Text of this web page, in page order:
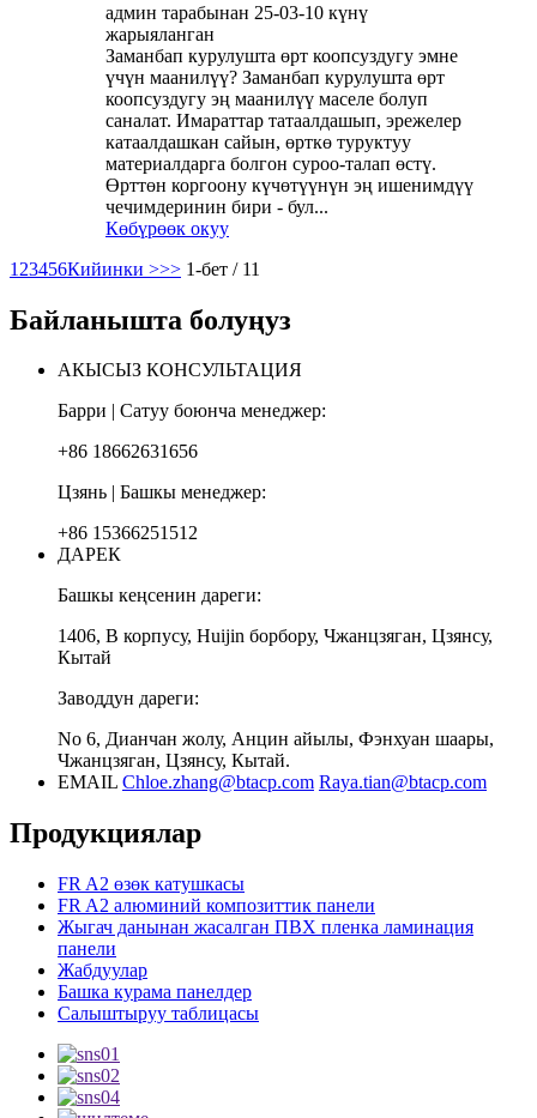
админ тарабынан 25-03-10 күнү
жарыяланган
Заманбап курулушта өрт коопсуздугу эмне
үчүн маанилүү? Заманбап курулушта өрт
коопсуздугу эң маанилүү маселе болуп
саналат. Имараттар татаалдашып, эрежелер
катаалдашкан сайын, өрткө туруктуу
материалдарга болгон суроо-талап өстү.
Өрттөн коргоону күчөтүүнүн эң ишенимдүү
чечимдеринин бири - бул...
Көбүрөөк окуу
1 23456Кийинки >>> 1-бет / 11
Байланышта болуңуз
АКЫСЫЗ КОНСУЛЬТАЦИЯ
Барри | Сатуу боюнча менеджер:
+86 18662631656
Цзянь | Башкы менеджер:
+86 15366251512
ДАРЕК
Башкы кеңсенин дареги:
1406, В корпусу, Huijin борбору, Чжанцзяган, Цзянсу,
Кытай
Заводдун дареги:
No 6, Дианчан жолу, Анцин айылы, Фэнхуан шаары,
Чжанцзяган, Цзянсу, Кытай.
EMAIL Chloe.zhang@btacp.com Raya.tian@btacp.com
Продукциялар
FR A2 өзөк катушкасы
FR A2 алюминий композиттик панели
Жыгач данынан жасалган ПВХ пленка ламинация
панели
Жабдуулар
Башка курама панелдер
Салыштыруу таблицасы